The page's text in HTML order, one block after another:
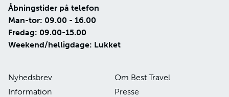
Åbningstider på telefon
Man-tor: 09.00 - 16.00
Fredag: 09.00-15.00
Weekend/helligdage: Lukket
Nyhedsbrev
Om Best Travel
Information
Presse